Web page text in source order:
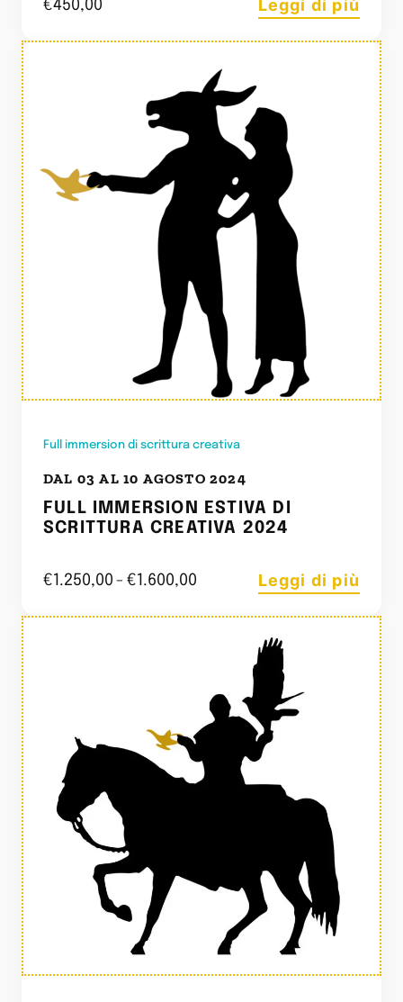
€450,00 Leggi di più
Full immersion di scrittura creativa
DAL 03 AL 10 AGOSTO 2024
FULL IMMERSION ESTIVA DI
SCRITTURA CREATIVA 2024
€1.250,00 - €1.600,00 Leggi di più